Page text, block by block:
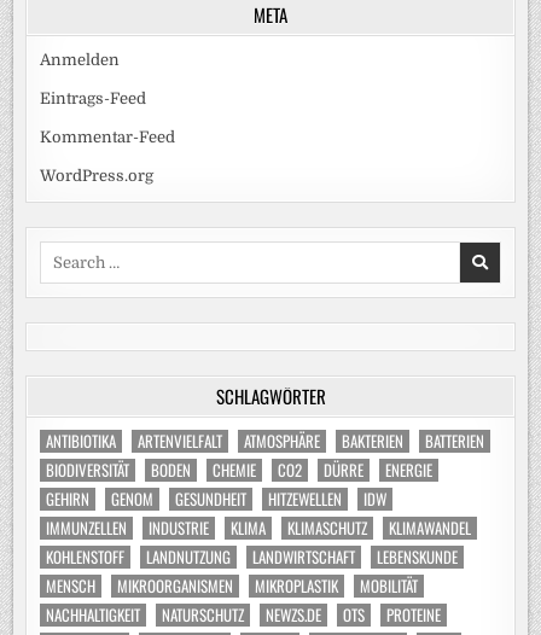
META
Anmelden
Eintrags-Feed
Kommentar-Feed
WordPress.org
Search
SCHLAGWÖRTER
ANTIBIOTIKA ARTENVIELFALT ATMOSPHÄRE BAKTERIEN
BATTERIEN
BIODIVERSITÄT
BODEN CHEMIE CO2 DÜRRE
ENERGIE
GEHIRN
GENOM GESUNDHEIT HITZEWELLEN
IDW
IMMUNZELLEN
INDUSTRIE KLIMA KLIMASCHUTZ
KLIMAWANDEL
KOHLENSTOFF
LANDNUTZUNG LANDWIRTSCHAFT
LEBENSKUNDE
MENSCH
MIKROORGANISMEN MIKROPLASTIK
MOBILITÄT
NACHHALTIGKEIT
NATURSCHUTZ NEWZS.DE OTS
PROTEINE